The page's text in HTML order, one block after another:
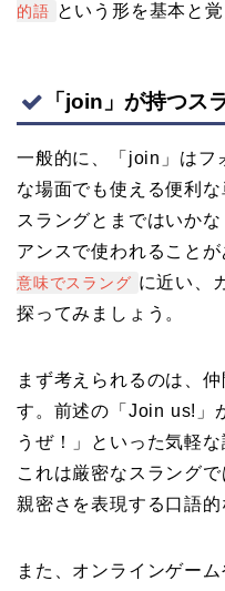
的語 という形を基本と
「join」が持つス
一般的に、「join」はフ
な場面でも使える便利
スラングとまではいか
アンスで使われることが
意味でスラング に近い、
探ってみましょう。
まず考えられるのは、
す。前述の「Join us!」
うぜ！」といった気軽
これは厳密なスラング
親密さを表現する口語的
また、オンラインゲー